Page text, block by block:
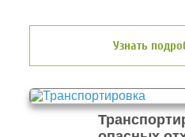
Узнать